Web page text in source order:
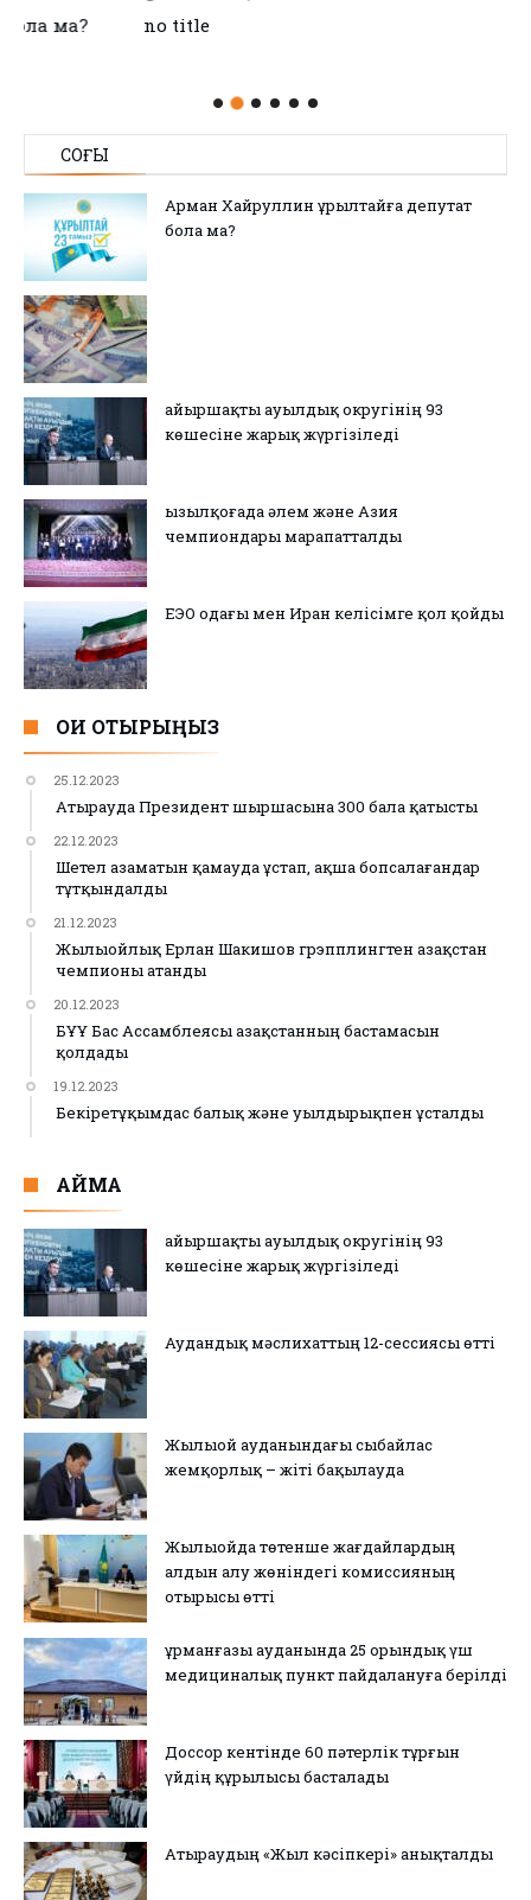
no title
СОҢҒЫ
Арман Хайруллин Құрылтайға депутат
бола ма?
Қайыршақты ауылдық округінің 93
көшесіне жарық жүргізіледі
Қызылқоғада әлем және Азия
чемпиондары марапатталды
ЕЭО одағы мен Иран келісімге қол қойды
ОҚИ ОТЫРЫҢЫЗ
25.12.2023
Атырауда Президент шыршасына 300 бала қатысты
22.12.2023
Шетел азаматын қамауда ұстап, ақша бопсалағандар
тұтқындалды
21.12.2023
Жылыойлық Ерлан Шакишов грэпплингтен Қазақстан
чемпионы атанды
20.12.2023
БҰҰ Бас Ассамблеясы Қазақстанның бастамасын
қолдады
19.12.2023
Бекіретұқымдас балық және уылдырықпен ұсталды
АЙМАҚ
Қайыршақты ауылдық округінің 93
көшесіне жарық жүргізіледі
Аудандық мәслихаттың 12-сессиясы өтті
Жылыой ауданындағы сыбайлас
жемқорлық – жіті бақылауда
Жылыойда төтенше жағдайлардың
алдын алу жөніндегі комиссияның
отырысы өтті
Құрманғазы ауданында 25 орындық үш
медициналық пункт пайдалануға берілді
Доссор кентінде 60 пәтерлік тұрғын
үйдің құрылысы басталады
Атыраудың «Жыл кәсіпкері» анықталды